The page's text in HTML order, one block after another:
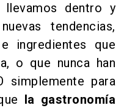
dentro y
tendencias,
ingredientes que
o que nunca han
simplemente para
la gastronomía